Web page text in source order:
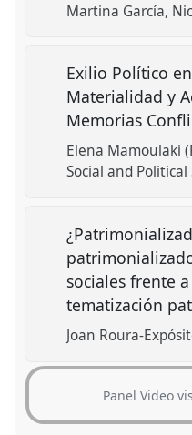
Martina García
Exilio Político
Materialidad y
Memorias
Elena Mamoulaki
Social and Political
sociales frente
tematización
Joan Roura-
Panel Video